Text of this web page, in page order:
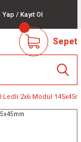
Yap / Kayıt Ol
Sepet
Ledli 2x6 Modül